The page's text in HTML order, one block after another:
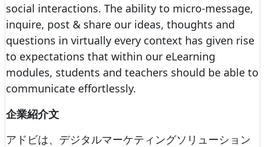
social interactions. The ability to micro-message,
inquire, post & share our ideas, thoughts and
questions in virtually every context has given rise
to expectations that within our eLearning
modules, students and teachers should be able to
communicate effortlessly.
企業紹介文
アドビは、デジタルマーケティングソリューション